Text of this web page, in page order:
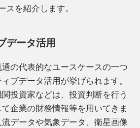
スを紹介します。
データ活用
の代表的なユースケースの一つ
ブデータ活用が挙げられます。
投資家などは、投資判断を行う
企業の財務情報等を用いてきま
データや気象データ、衛星画像